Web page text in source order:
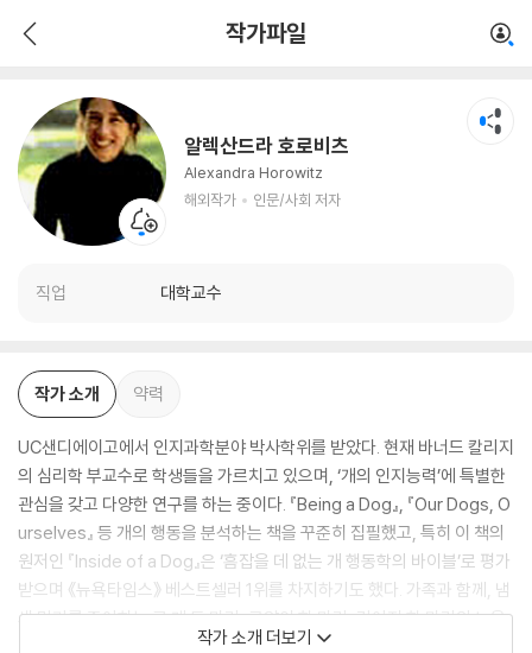
작가파일
알렉산드라 호로비츠
Alexandra Horowitz
해외작가
인문/사회 저자
직업 대학교수
인문/사회 저자
작가 소개 약력
UC샌디에이고에서 인지과학분야 박사학위를 받았다. 현재 바너드 칼리지
의 심리학 부교수로 학생들을 가르치고 있으며, ‘개의 인지능력’에 특별한
관심을 갖고 다양한 연구를 하는 중이다. 『Being a Dog』, 『Our Dogs, O
urselves』 등 개의 행동을 분석하는 책을 꾸준히 집필했고, 특히 이 책의
원저인 『Inside of a Dog』은 ‘흠잡을 데 없는 개 행동학의 바이블’로 평가
받으며 《뉴욕타임스》 베스트셀러 1위를 차지하기도 했다. 가족과 함께, 냄
새 맡기를 좋아하는 큰 개 두 마리, 고양이 한 마리, 강아지 한 마리와 뉴욕
작가 소개 더보기